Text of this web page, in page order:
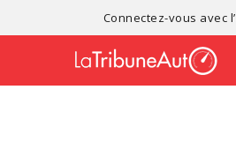
Connectez-vous avec l’